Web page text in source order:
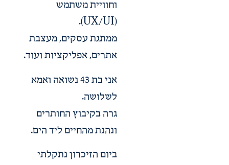
וחוויית משתמש
(UX/UI).
ממתגת עסקים, מעצבת
אתרים, אפליקציות ועוד.
אני בת 43 נשואה ואמא
לשלושה.
גרה בקיבוץ החותרים
ונהנת מהחיים ליד הים.
ביום הזיכרון נתקלתי